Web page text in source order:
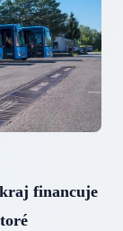
financuje